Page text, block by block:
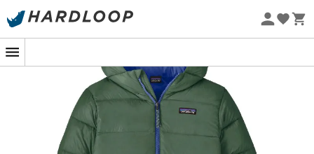
Øko-fremstillet
Klar til at suse ned ad pisterne? Dunjakken
Down Sweater Hoody fra mærket Patagonia
essentielt element for at holde dine små eventyrere
varme og beskyttede, hvis vejret bliver dårligt. Takket
være dens
isolering med dun af høj kvalitet vil dine